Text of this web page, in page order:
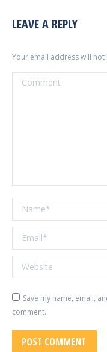
LEAVE A REPLY
Your email address will
Comment
Name *
Email *
Website
Save my name, email,
comment.
POST COMMENT